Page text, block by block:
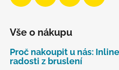
Vše o nákupu
Proč nakoupit u nás:
radosti z bruslení